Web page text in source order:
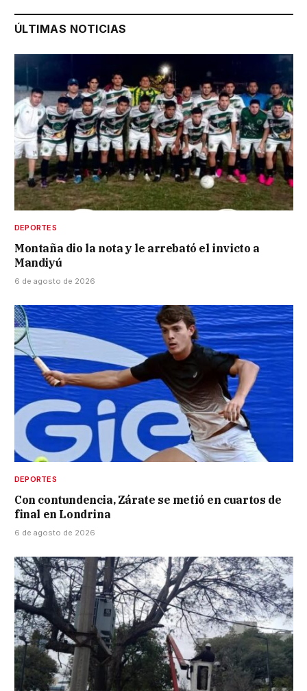
ÚLTIMAS NOTICIAS
DEPORTES
Montaña dio la nota y le arrebató el invicto a
Mandiyú
6 de agosto de 2026
DEPORTES
Con contundencia, Zárate se metió en cuartos de
final en Londrina
6 de agosto de 2026